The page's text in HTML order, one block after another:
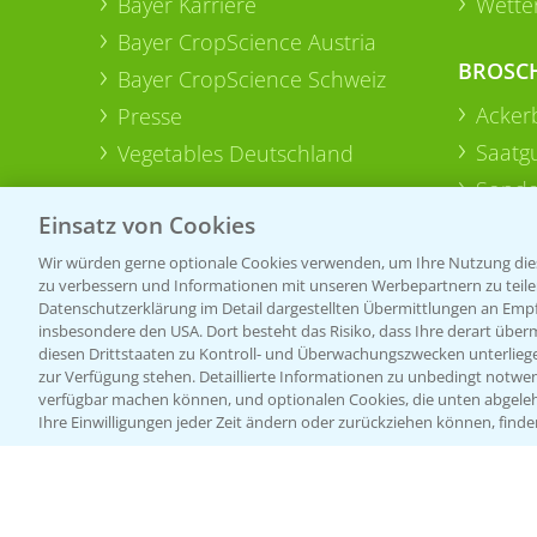
Bayer CropScience Austria
Bayer CropScience Schweiz
Presse
Vegetables Deutschland
Einsatz von Cookies
Wir würden gerne optionale Cookies verwenden, um Ihre Nutzung
zu verbessern und Informationen mit unseren Werbepartnern zu
Datenschutzerklärung im Detail dargestellten Übermittlungen an
insbesondere den USA. Dort besteht das Risiko, dass Ihre derart
diesen Drittstaaten zu Kontroll- und Überwachungszwecken
zur Verfügung stehen. Detaillierte Informationen zu unbedingt
verfügbar machen können, und optionalen Cookies, die unten
Ihre Einwilligungen jeder Zeit ändern oder zurückziehen können,